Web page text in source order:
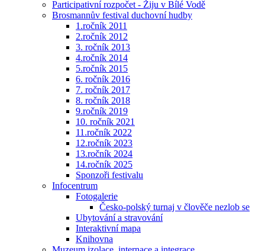
Participativní rozpočet - Žiju v Bílé Vodě
Brosmannův festival duchovní hudby
1.ročník 2011
2.ročník 2012
3. ročník 2013
4.ročník 2014
5.ročník 2015
6. ročník 2016
7. ročník 2017
8. ročník 2018
9.ročník 2019
10. ročník 2021
11.ročník 2022
12.ročník 2023
13.ročník 2024
14.ročník 2025
Sponzoři festivalu
Infocentrum
Fotogalerie
Česko-polský turnaj v člověče nezlob se
Ubytování a stravování
Interaktivní mapa
Knihovna